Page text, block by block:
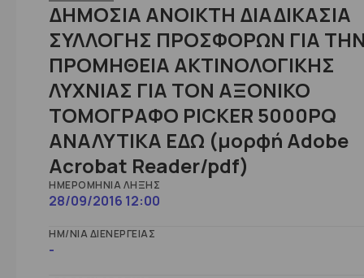
ΔΗΜΟΣΙΑ ΑΝΟΙΚΤΗ ΔΙΑΔΙΚΑΣΙΑ
ΣΥΛΛΟΓΗΣ ΠΡΟΣΦΟΡΩΝ ΓΙΑ
ΠΡΟΜΗΘΕΙΑ ΑΚΤΙΝΟΛΟΓΙΚΗΣ
ΛΥΧΝΙΑΣ ΓΙΑ ΤΟΝ ΑΞΟΝΙΚΟ
ΤΟΜΟΓΡΑΦΟ PICKER 5000PQ
ΑΝΑΛΥΤΙΚΑ ΕΔΩ (μορφή Adobe
Acrobat Reader/pdf)
ΗΜΕΡΟΜΗΝΊΑ ΛΉΞΗΣ
28/09/2016 12:00
ΗΜ/ΝΊΑ ΔΙΕΝΈΡΓΕΙΑΣ
-